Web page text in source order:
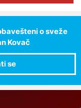
o sveže
Kovač